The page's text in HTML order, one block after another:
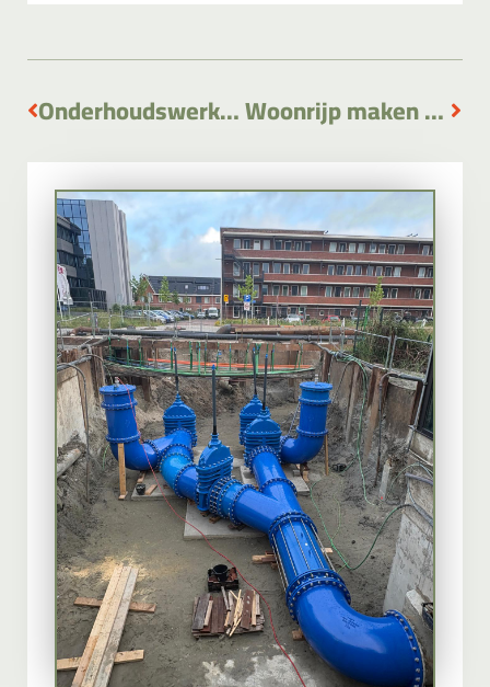
Onderhoudswerkzaamheden Koning Willem-Alexandergemaal Katwijk. Woonrijp maken van de woonwagenlocatie Amerikalaan Alphen aan den Rijn